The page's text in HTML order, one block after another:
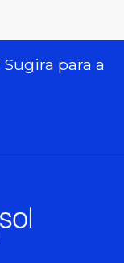
Sugira para a